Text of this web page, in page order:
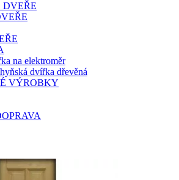
DVEŘE
na elektroměr
dvířka dřevěná
VÝROBKY